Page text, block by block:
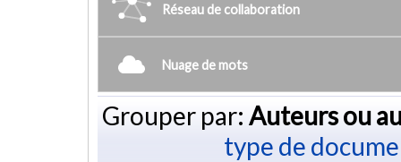
Réseau de collaboration
Nuage de mots
Grouper par: Auteurs ou
type de